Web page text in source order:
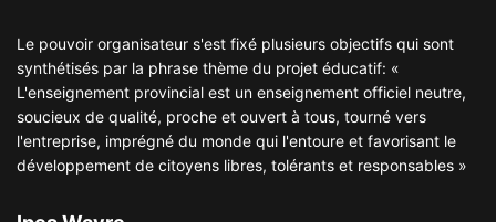
Le pouvoir organisateur s'est fixé plusieurs objectifs qui sont
synthétisés par la phrase thème du projet éducatif: «
L'enseignement provincial est un enseignement officiel neutre,
soucieux de qualité, proche et ouvert à tous, tourné vers
l'entreprise, imprégné du monde qui l'entoure et favorisant le
développement de citoyens libres, tolérants et responsables »